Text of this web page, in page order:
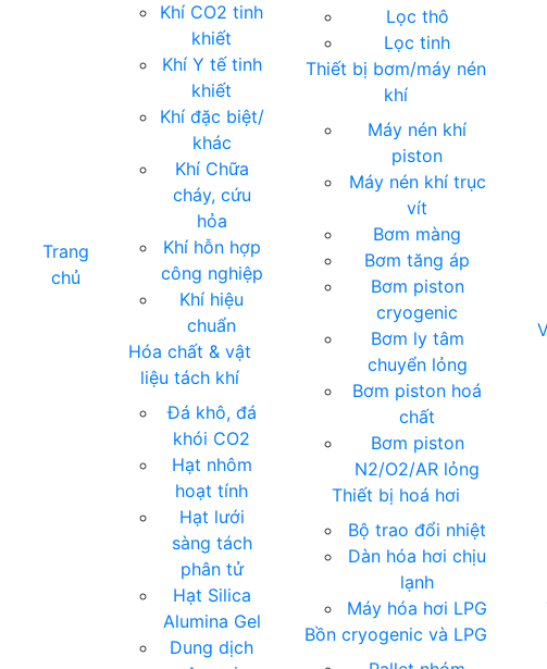
Trang
chủ
Khí CO2 tinh
khiết
Khí Y tế tinh
khiết
Khí đặc biệt/
khác
Khí Chữa
cháy, cứu
hỏa
Khí hỗn hợp
công nghiệp
Khí hiệu
chuẩn
Hóa chất & vật
liệu tách khí
Đá khô, đá
khói CO2
Hạt nhôm
hoạt tính
Hạt lưới
sàng tách
phân tử
Hạt Silica
Alumina Gel
Dung dịch
Lọc thô
Lọc tinh
Thiết bị bơm/máy nén
khí
Máy nén khí
piston
Máy nén khí trục
vít
Bơm màng
Bơm tăng áp
Bơm piston
cryogenic
Bơm ly tâm
chuyển lỏng
Bơm piston hoá
chất
Bơm piston
N2/O2/AR lỏng
Thiết bị hoá hơi
Bộ trao đổi nhiệt
Dàn hóa hơi chịu
lạnh
Máy hóa hơi LPG
Bồn cryogenic và LPG